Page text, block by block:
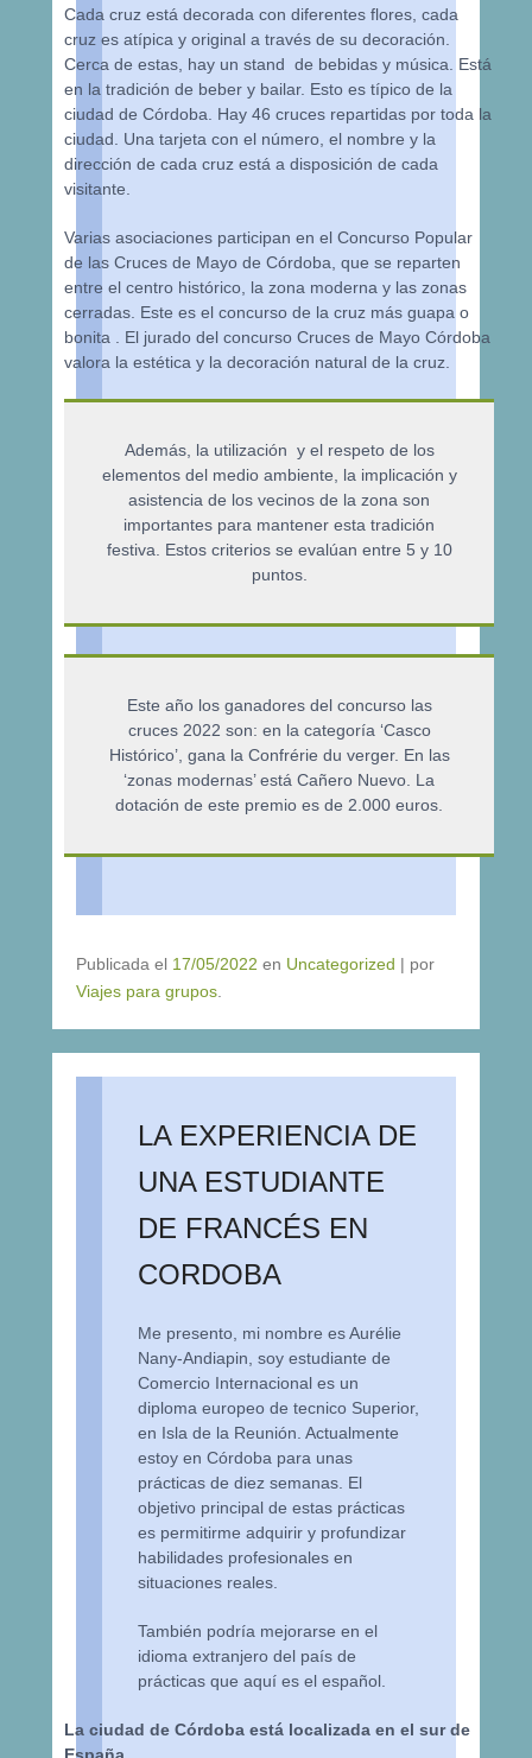
Cada cruz está decorada con diferentes flores, cada
cruz es atípica y original a través de su decoración.
Cerca de estas, hay un stand de bebidas y música. Está
en la tradición de beber y bailar. Esto es típico de la
ciudad de Córdoba. Hay 46 cruces repartidas por toda la
ciudad. Una tarjeta con el número, el nombre y la
dirección de cada cruz está a disposición de cada
visitante.
Varias asociaciones participan en el Concurso Popular
de las Cruces de Mayo de Córdoba, que se reparten
entre el centro histórico, la zona moderna y las zonas
cerradas. Este es el concurso de la cruz más guapa o
bonita . El jurado del concurso Cruces de Mayo Córdoba
valora la estética y la decoración natural de la cruz.
Además, la utilización y el respeto de los
elementos del medio ambiente, la implicación y
asistencia de los vecinos de la zona son
importantes para mantener esta tradición
festiva. Estos criterios se evalúan entre 5 y 10
puntos.
Este año los ganadores del concurso las
cruces 2022 son: en la categoría ‘Casco
Histórico’, gana la Confrérie du verger. En las
‘zonas modernas’ está Cañero Nuevo. La
dotación de este premio es de 2.000 euros.
Publicada el 17/05/2022 en Uncategorized | por
Viajes para grupos
LA EXPERIENCIA DE
UNA ESTUDIANTE
DE FRANCÉS EN
CORDOBA
Me presento, mi nombre es Aurélie
Nany-Andiapin, soy estudiante de
Comercio Internacional es un
diploma europeo de tecnico Superior,
en Isla de la Reunión. Actualmente
estoy en Córdoba para unas
prácticas de diez semanas. El
objetivo principal de estas prácticas
es permitirme adquirir y profundizar
habilidades profesionales en
situaciones reales.
También podría mejorarse en el
idioma extranjero del país de
prácticas que aquí es el español.
La ciudad de Córdoba está localizada en el sur de